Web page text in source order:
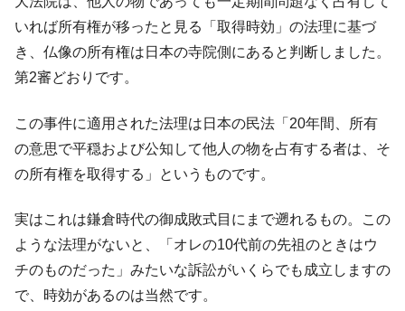
断
『Money1』
韓国･警察職員が「丸刈りになって抗議活
動」
国の過剰生産が世界を蝕む。
『Money1』
韓国製造業「半導体絶好調」のウラで他業
種は全般的「不調」⇒ PSIが示す現況は決して良くない。
ン』1人当たり賠償10万ウォンを認定 ⇒ 総額3兆7,000億
『Money1』 韓国で猛暑。南東部では干ばつ
『Money1』
韓国型イージス搭載の次世代駆逐艦
「KDDX」1番艦、2032年竣工と公示
いれば所有権が移ったと見る「取得時効」の法理に基づ
き、仏像の所有権は日本の寺院側にあると判断しました。
第2審どおりです。
この事件に適用された法理は日本の民法「20年間、所有
の意思で平穏および公知して他人の物を占有する者は、そ
の所有権を取得する」というものです。
実はこれは鎌倉時代の御成敗式目にまで遡れるもの。この
ような法理がないと、「オレの10代前の先祖のときはウ
チのものだった」みたいな訴訟がいくらでも成立しますの
で、時効があるのは当然です。